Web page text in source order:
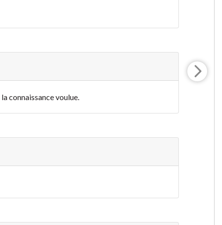
connaissance voulue.